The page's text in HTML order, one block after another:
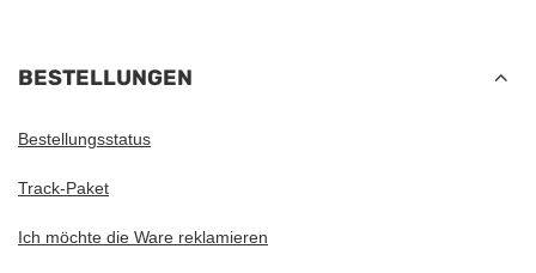
BESTELLUNGEN
Bestellungsstatus
Track-Paket
Ich möchte die Ware reklamieren